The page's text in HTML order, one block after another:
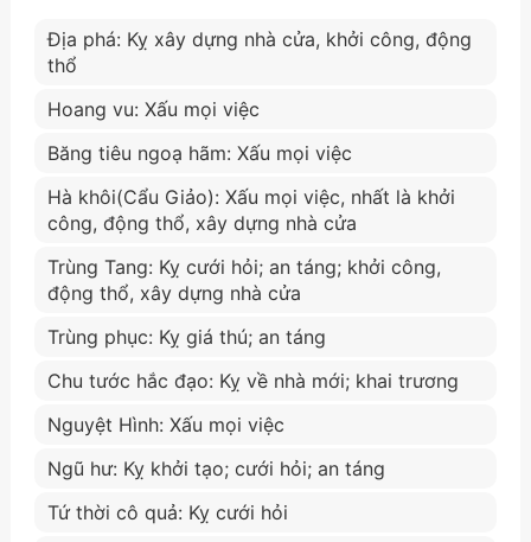
Địa phá: Kỵ xây dựng nhà cửa, khởi công, động
thổ
Hoang vu: Xấu mọi việc
Băng tiêu ngoạ hãm: Xấu mọi việc
Hà khôi(Cẩu Giảo): Xấu mọi việc, nhất là khởi
công, động thổ, xây dựng nhà cửa
Trùng Tang: Kỵ cưới hỏi; an táng; khởi công,
động thổ, xây dựng nhà cửa
Trùng phục: Kỵ giá thú; an táng
Chu tước hắc đạo: Kỵ về nhà mới; khai trương
Nguyệt Hình: Xấu mọi việc
Ngũ hư: Kỵ khởi tạo; cưới hỏi; an táng
Tứ thời cô quả: Kỵ cưới hỏi